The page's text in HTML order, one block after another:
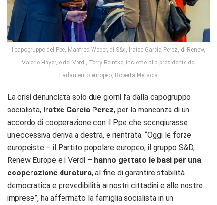
I capogruppo del Ppe, Manfred Weber, di S&d, Iratxe Garcia Perez, di Renew,
Valerie Hayer, e dei Verdi, Terry Reintke, insieme alla presidente del
Parlamento europeo, Roberta Metsola
La crisi denunciata solo due giorni fa dalla capogruppo
socialista, Iratxe Garcia Perez, per la mancanza di un
accordo di cooperazione con il Ppe che scongiurasse
un’eccessiva deriva a destra, è rientrata. “Oggi le forze
europeiste – il Partito popolare europeo, il gruppo S&D,
Renew Europe e i Verdi – hanno gettato le basi per una
cooperazione duratura, al fine di garantire stabilità
democratica e prevedibilità ai nostri cittadini e alle nostre
imprese”, ha affermato la famiglia socialista in un